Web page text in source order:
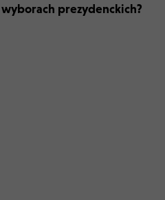
wyborach prezydenckich?